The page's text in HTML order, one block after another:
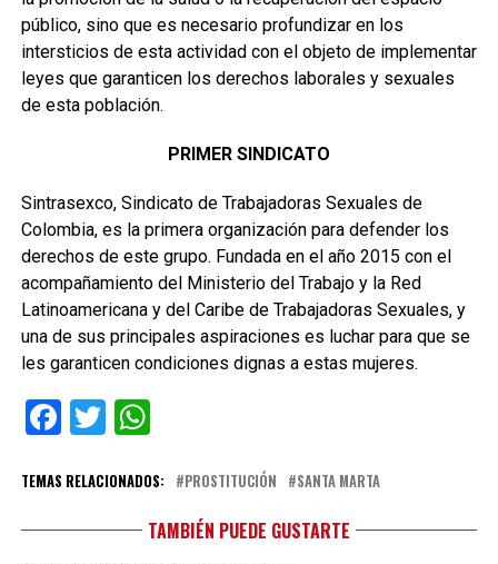
público, sino que es necesario profundizar en los
intersticios de esta actividad con el objeto de implementar
leyes que garanticen los derechos laborales y sexuales
de esta población.
PRIMER SINDICATO
Sintrasexco, Sindicato de Trabajadoras Sexuales de
Colombia, es la primera organización para defender los
derechos de este grupo. Fundada en el año 2015 con el
acompañamiento del Ministerio del Trabajo y la Red
Latinoamericana y del Caribe de Trabajadoras Sexuales, y
una de sus principales aspiraciones es luchar para que se
les garanticen condiciones dignas a estas mujeres.
Facebook
TwitterWhatsApp
TEMAS RELACIONADOS: PROSTITUCIÓN SANTA MARTA
TAMBIÉN PUEDE GUSTARTE